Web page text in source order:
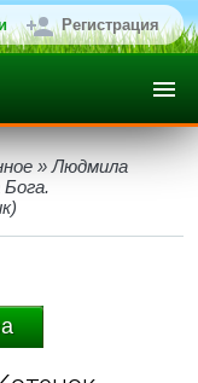
Регистрация
» Людмила